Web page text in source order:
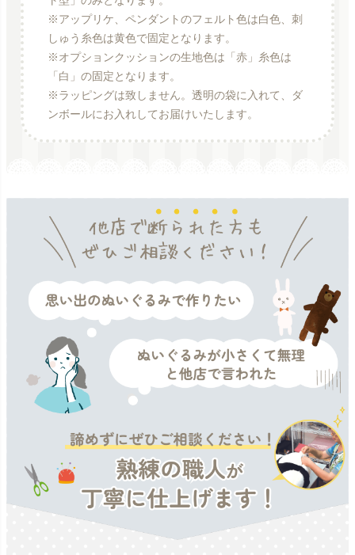
※アップリケ、ペンダントのフェルト色は白色、刺
しゅう糸色は黄色で固定となります。
※オプションクッションの生地色は「赤」糸色は
「白」の固定となります。
※ラッピングは致しません。透明の袋に入れて、ダ
ンボールにお入れしてお届けいたします。